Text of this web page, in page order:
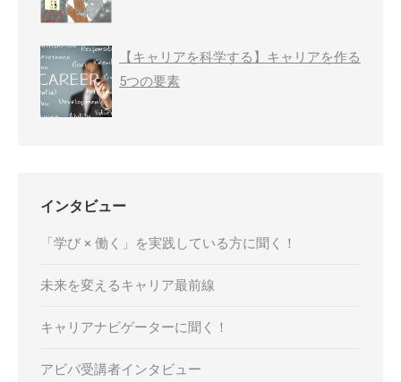
【キャリアを科学する】キャリアを作る
5つの要素
インタビュー
「学び × 働く」を実践している方に聞く！
未来を変えるキャリア最前線
キャリアナビゲーターに聞く！
アビバ受講者インタビュー